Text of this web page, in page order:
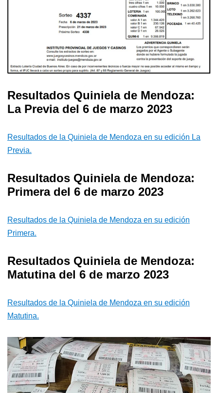
Resultados Quiniela de Mendoza:
La Previa del 6 de marzo 2023
Resultados de la Quiniela de Mendoza en su edición La
Previa.
Resultados Quiniela de Mendoza:
Primera del 6 de marzo 2023
Resultados de la Quiniela de Mendoza en su edición
Primera.
Resultados Quiniela de Mendoza:
Matutina del 6 de marzo 2023
Resultados de la Quiniela de Mendoza en su edición
Matutina.